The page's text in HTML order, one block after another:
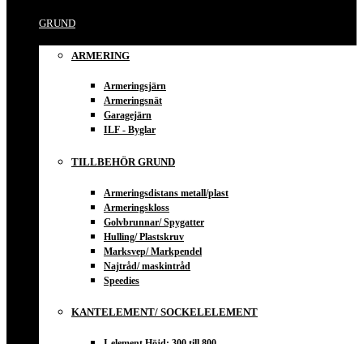
GRUND
ARMERING
Armeringsjärn
Armeringsnät
Garagejärn
ILF - Byglar
TILLBEHÖR GRUND
Armeringsdistans metall/plast
Armeringskloss
Golvbrunnar/ Spygatter
Hulling/ Plastskruv
Marksvep/ Markpendel
Najtråd/ maskintråd
Speedies
KANTELEMENT/ SOCKELELEMENT